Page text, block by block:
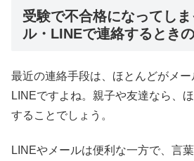
受験で不合格になってし
ル・LINEで連絡するとき
最近の連絡手段は、ほとんどがメ
LINEですよね。親子や友達なら、
することでしょう。
LINEやメールは便利な一方で、言